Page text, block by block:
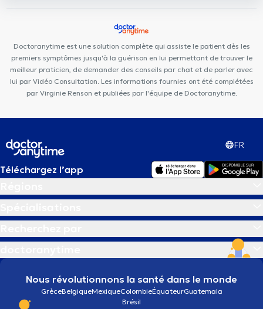
Psy Pluriel Liège
Doctoranytime est une solution complète qui assiste le patient dès les
premiers symptômes jusqu'à la guérison en lui permettant de trouver le
meilleur praticien, de demander des conseils par chat et de parler avec
lui par Vidéo Consultation. Les informations fournies ont été complétées
par Virginie Renson et publiées par l'équipe de Doctoranytime.
FR
Téléchargez l’app
Nous révolutionnons la santé dans le monde
GrèceBelgiqueMexiqueColombieÉquateurGuatemala
Brésil